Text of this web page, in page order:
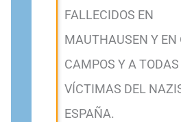
FALLECIDOS EN
MAUTHAUSEN Y EN
CAMPOS Y A
VÍCTIMAS DEL